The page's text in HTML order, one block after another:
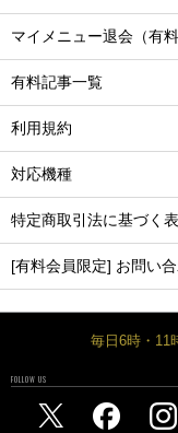
マイメニュー退会（有料
有料記事一覧
利用規約
対応機種
特定商取引法に基づく
[有料会員限定] お問い
毎日6時・11
FOLLOW US